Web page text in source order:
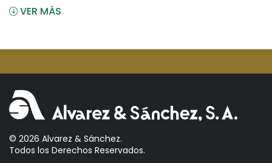
Angostura
Aperol
Arcos
Areparepa
Argensun
Astrales
Avelina
VER MÁS
© 2026 Alvarez & Sánchez.
Todos los Derechos Reservados.